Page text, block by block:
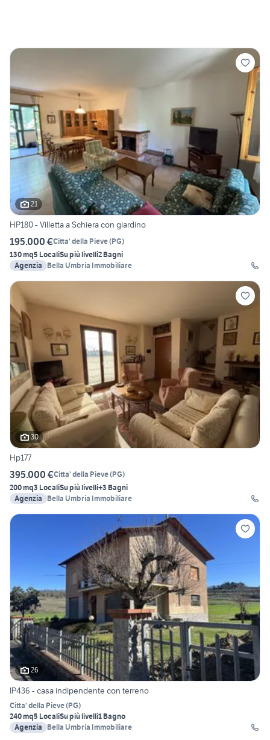
21
HP180 - Villetta a Schiera con giardino
195.000 €Citta' della Pieve(PG)
130 mq5 LocaliSu più livelli2 Bagni
Agenzia
Bella Umbria Immobiliare
30
Hp177
395.000 €Citta' della Pieve(PG)
200 mq3 LocaliSu più livelli+3 Bagni
Agenzia
Bella Umbria Immobiliare
26
IP436 - casa indipendente con terreno
Citta' della Pieve(PG)
240 mq5 LocaliSu più livelli1 Bagno
Agenzia
Bella Umbria Immobiliare